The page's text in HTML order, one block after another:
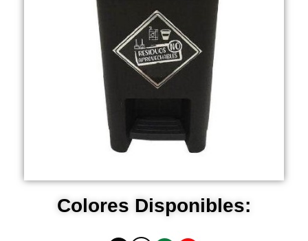
Colores Disponibles: